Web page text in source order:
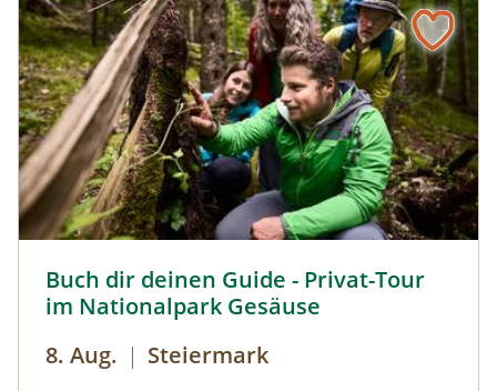
Kaffeepause im Nationalpark Pavillon
Gstatterboden möglich (nicht im Preis
inkludiert, muss selbst organisiert
werden).Wetterfeste Bekleidung und festes
Schuhwerk für Zwischenstopps ist
empfehlenswert.
Buch dir deinen Guide - Privat-Tour
im Nationalpark Gesäuse
8. Aug. | Steiermark